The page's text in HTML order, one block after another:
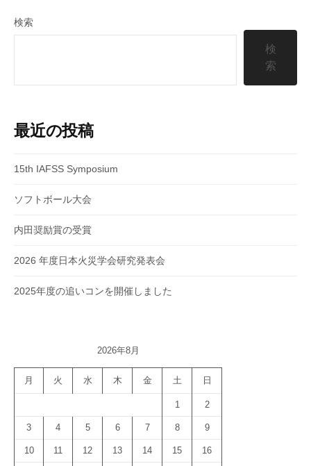
ー
ョ
検索
検
索
最近の投稿
15th IAFSS Symposium
ソフトボール大会
内田奨励賞の受賞
2026 年度日本火災学会研究発表会
2025年度の追いコンを開催しました
2026年8月
月 火 水 木 金 土 日
1 2
3 4 5 6 7 8 9
10 11 12 13 14 15 16